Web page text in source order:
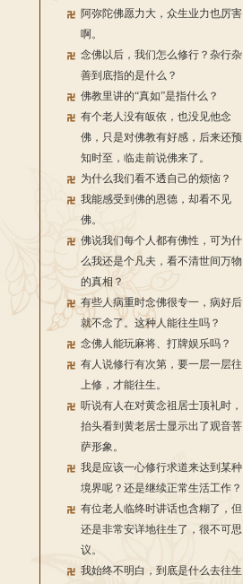
阿弥陀佛愿力大，众生业力也厉害
啊。
念佛以后，我们怎么修行？杂行杂
善到底指的是什么？
佛教里讲的“真如”是指什么？
有个老人没有皈依，也没见他念
佛，只是对佛教有好感，后来还预
知时至，临走前说佛来了。
为什么我们看不透自己的烦恼？
我能感受到佛的恩德，却看不见
佛。
佛说我们每个人都有佛性，可为什
么我还是个凡夫，看不清世间万物
的真相？
有些人病重时念佛很专一，病好后
就不念了。这种人能往生吗？
念佛人能玩麻将、打牌娱乐吗？
有人说修行有次第，要一层一层往
上修，才能往生。
听说有人在对黄念祖居士顶礼时，
抬头看到黄老居士显示出了观音菩
萨形象。
我是应该一心修行求道来达到某种
境界呢？还是继续正常生活工作？
有位老人临终时讲话也含糊了，但
还是非常安详地往生了，很不可思
议。
我始终不明白，到底是什么去往生